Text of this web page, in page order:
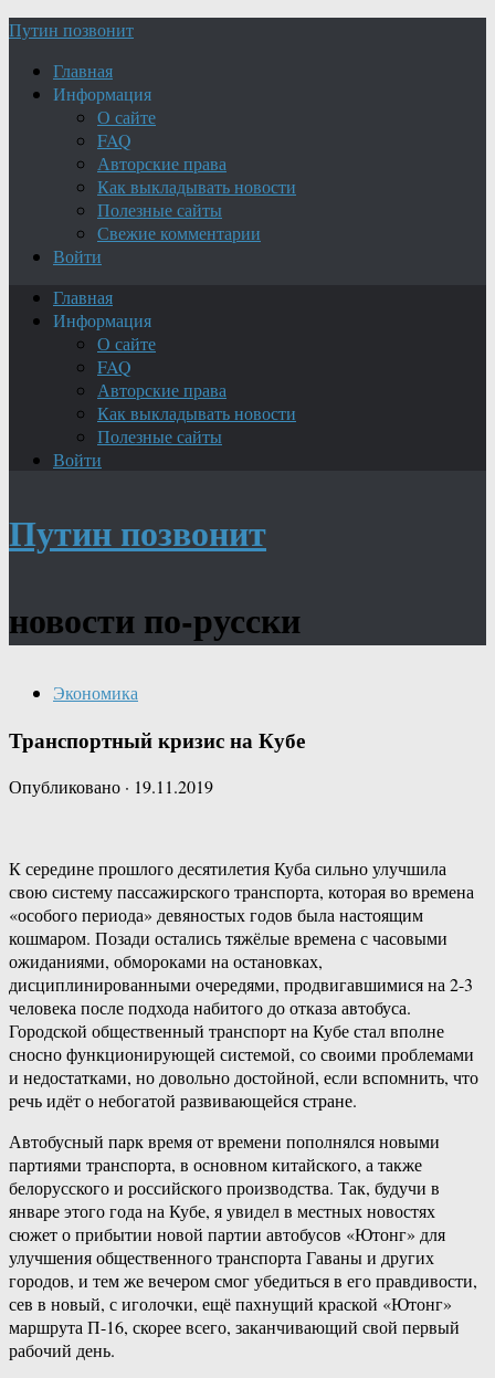
Путин позвонит
Главная
Информация
О сайте
FAQ
Авторские права
Как выкладывать новости
Полезные сайты
Свежие комментарии
Войти
Главная
Информация
О сайте
FAQ
Авторские права
Как выкладывать новости
Полезные сайты
Войти
Путин позвонит
новости по-русски
Экономика
Транспортный кризис на Кубе
Опубликовано · 19.11.2019
К середине прошлого десятилетия Куба сильно улучшила
свою систему пассажирского транспорта, которая во времена
«особого периода» девяностых годов была настоящим
кошмаром. Позади остались тяжёлые времена с часовыми
ожиданиями, обмороками на остановках,
дисциплинированными очередями, продвигавшимися на 2-3
человека после подхода набитого до отказа автобуса.
Городской общественный транспорт на Кубе стал вполне
сносно функционирующей системой, со своими проблемами
и недостатками, но довольно достойной, если вспомнить, что
речь идёт о небогатой развивающейся стране.
Автобусный парк время от времени пополнялся новыми
партиями транспорта, в основном китайского, а также
белорусского и российского производства. Так, будучи в
январе этого года на Кубе, я увидел в местных новостях
сюжет о прибытии новой партии автобусов «Ютонг» для
улучшения общественного транспорта Гаваны и других
городов, и тем же вечером смог убедиться в его правдивости,
сев в новый, с иголочки, ещё пахнущий краской «Ютонг»
маршрута П-16, скорее всего, заканчивающий свой первый
рабочий день.